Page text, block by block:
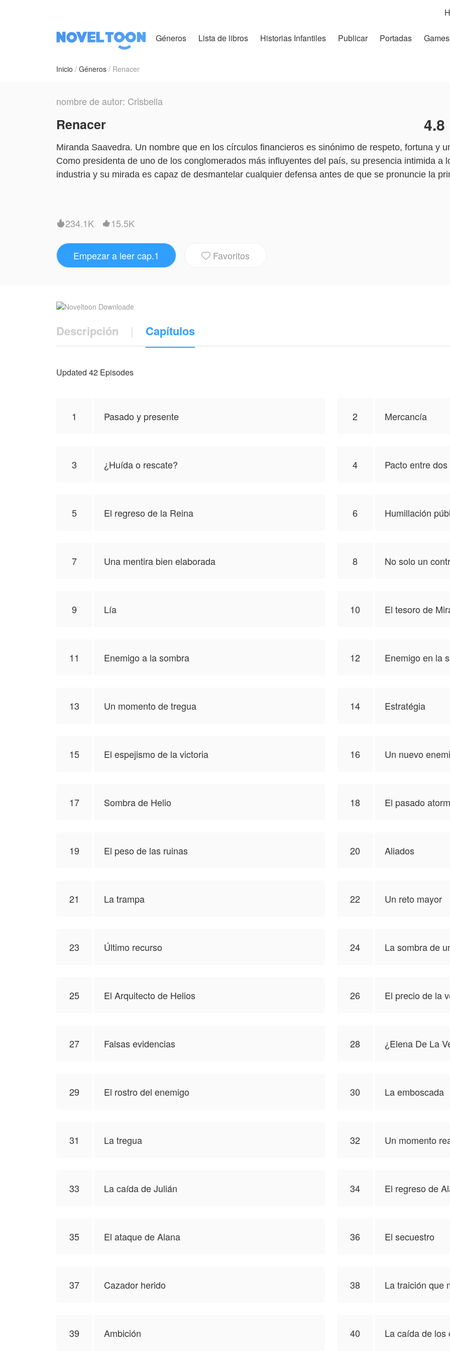
Géneros Lista de libros Historias Infantiles Publicar Portadas Games
Inicio Géneros Renacer
nombre de autor: Crisbella
Renacer 4.8
Miranda Saavedra. Un nombre que en los círculos financieros es sinónimo de respeto, fortuna y
Como presidenta de uno de los conglomerados más influyentes del país, su presencia intimida a
industria y su mirada es capaz de desmantelar cualquier defensa antes de que se pronuncie la
hogar, soñando con una familia que nunca llegó. Esa vida "perfecta" se desintegró en un solo
un infierno de sombras cuando el mundo que conocía la traicionó, siendo secuestrada para ser
NovelToon tiene autorización de Crisbella para publicar esa obra, el contenido del mismo
234.1K  15.5K
Empezar a leer cap.1  Favoritos
Descripción | Capítulos
Updated 42 Episodes
1 Pasado y presente 2 Mercancía
3 ¿Huída o rescate? 4 Pacto entre
5 El regreso de la Reina 6 Humillación
7 Una mentira bien elaborada 8 No solo un
9 Lía 10 El tesoro de
11 Enemigo a la sombra 12 Enemigo en la
13 Un momento de tregua 14 Estratégia
15 El espejismo de la victoria 16 Un nuevo
17 Sombra de Helio 18 El pasado
19 El peso de las ruinas 20 Aliados
21 La trampa 22 Un reto mayor
23 Último recurso 24 La sombra de
25 El Arquitecto de Helios 26 El precio de la
27 Falsas evidencias 28 ¿Elena De La
29 El rostro del enemigo 30 La emboscada
31 La tregua 32 Un momento
33 La caída de Julián 34 El regreso de
35 El ataque de Alana 36 El secuestro
37 Cazador herido 38 La traición que
39 Ambición 40 La caída de los